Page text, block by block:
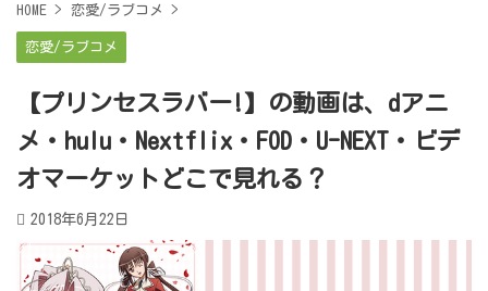
HOME > 恋愛/ラブコメ >
恋愛/ラブコメ
【プリンセスラバー!】の動画は、dアニ
メ・hulu・Nextflix・FOD・U-NEXT・ビデ
オマーケットどこで見れる？
2018年6月22日